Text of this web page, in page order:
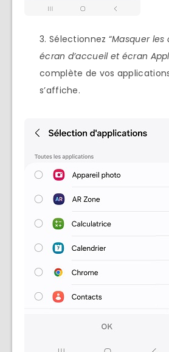
Sélectionnez “Masquer les
écran d’accueil et écran
complète de vos
s’affiche.